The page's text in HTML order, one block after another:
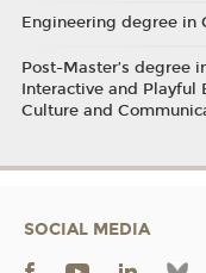
Engineering degree in
Post-Master’s degree
Interactive and Playful
Culture and
SOCIAL MEDIA